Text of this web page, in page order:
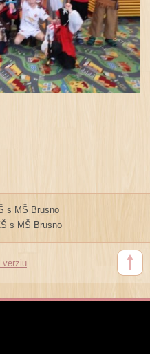
s MŠ Brusno
s MŠ Brusno
verziu